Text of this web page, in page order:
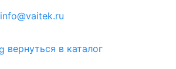
info@vaitek.ru
вернуться в каталог